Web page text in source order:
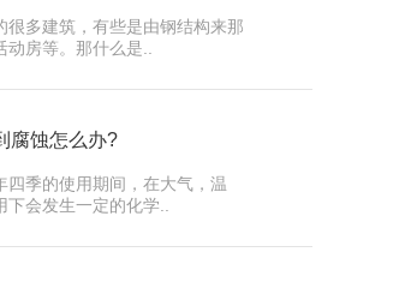
很多建筑，有些是由钢结构来那
房等。那什么是..
腐蚀怎么办?
四季的使用期间，在大气，温
会发生一定的化学..